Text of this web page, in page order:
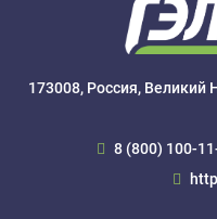
173008, Россия, Великий
8 (800) 100-